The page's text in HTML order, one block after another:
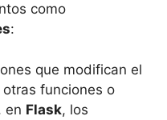
como
:
que modifican el
funciones o
en Flask, los